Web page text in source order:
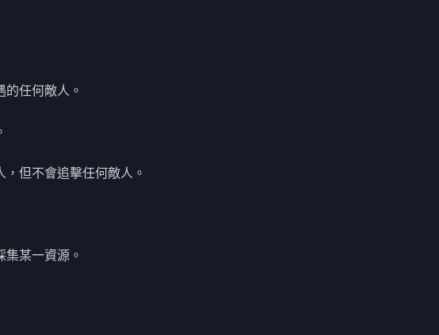
任何敵人。
但不會追擊任何敵人。
某一資源。